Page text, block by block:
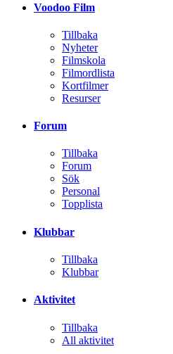
Voodoo Film
Tillbaka
Nyheter
Filmskola
Filmordlista
Kortfilmer
Resurser
Forum
Tillbaka
Forum
Sök
Personal
Topplista
Klubbar
Tillbaka
Klubbar
Aktivitet
Tillbaka
All aktivitet